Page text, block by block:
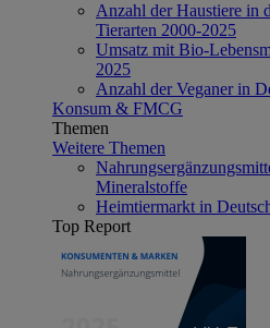
Anzahl der Haustiere in
Tierarten 2000-2025
Umsatz mit Bio-
2025
Anzahl der Veganer in
Konsum & FMCG
Themen
Weitere Themen
Mineralstoffe
Heimtiermarkt in
Top Report